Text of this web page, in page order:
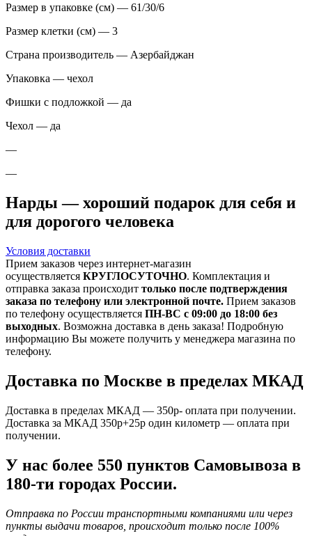
Размер в упаковке (см) — 61/30/6
Размер клетки (см) — 3
Страна производитель — Азербайджан
Упаковка — чехол
Фишки с подложкой — да
Чехол — да
—
—
Нарды — хороший подарок для себя и
для дорогого человека
Условия доставки
Прием заказов через интернет-магазин
осуществляется КРУГЛОСУТОЧНО. Комплектация и
отправка заказа происходит только после подтверждения
заказа по телефону или электронной почте. Прием заказов
по телефону осуществляется ПН-ВС с 09:00 до 18:00 без
выходных. Возможна доставка в день заказа! Подробную
информацию Вы можете получить у менеджера магазина по
телефону.
Доставка по Москве в пределах МКАД
Доставка в пределах МКАД — 350р- оплата при получении.
Доставка за МКАД 350р+25р один километр — оплата при
получении.
У нас более 550 пунктов Самовывоза в
180-ти городах России.
Отправка по России транспортными компаниями или через
пункты выдачи товаров, происходит только после 100%